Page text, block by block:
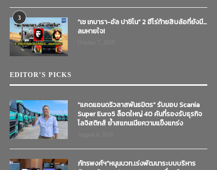
3
“เช เกบารา-อัล ปาชิโน” 2 ฮีโร่ท้ายสิบล้อที่ยังมี…
ลมหายใจ!
EDITOR’S PICKS
“แคดแอนดริวลาสพันธมิตร” รับมอบ Scania
Super Euro5 ล็อตใหญ่ 40 คันที่รองรับธุรกิจ
โลจิสติกส์ ย้ำสแกนเนียความแข็งแกร่ง
ภัทรพงศ์ฯ”หนุนบวท.เร่งพัฒนาระบบบริหาร